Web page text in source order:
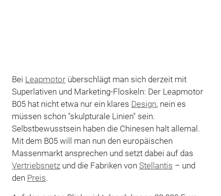
Bei Leapmotorüberschlägt man sich derzeit mit
Superlativen und Marketing-Floskeln: Der Leapmotor
B05 hat nicht etwa nur ein klares Design, nein es
müssen schon "skulpturale Linien" sein.
Selbstbewusstsein haben die Chinesen halt allemal.
Mit dem B05 will man nun den europäischen
Massenmarkt ansprechen und setzt dabei auf das
Vertriebsnetzund die Fabriken von Stellantis – und
den Preis.